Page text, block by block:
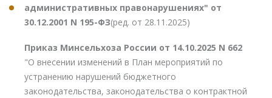
административных правонарушениях" от
30.12.2001 N 195-ФЗ(ред. от 28.11.2025)
Приказ Минсельхоза России от 14.10.2025 N 662
"О внесении изменений в План мероприятий по
устранению нарушений бюджетного
законодательства, законодательства о контрактной